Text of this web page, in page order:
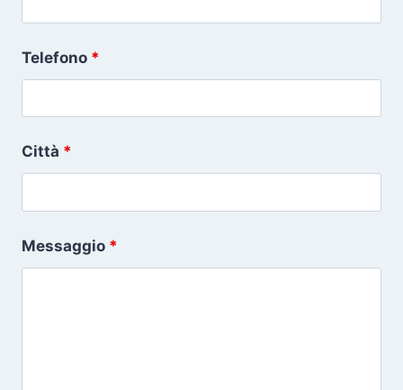
Telefono *
Città *
Messaggio *